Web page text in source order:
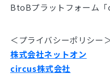
BtoBプラットフォーム
＜プライバシーポリシー
株式会社ネットオン
circus株式会社